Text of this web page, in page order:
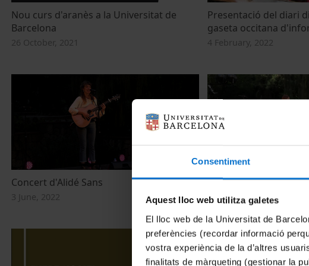
Consentiment
Aquest lloc web utilitza galetes
El lloc web de la Universitat de
preferències (recordar informació
vostra experiència de la d’altres
finalitats de màrqueting (gestionar la
Nou curs d'aranès a la Universitat de
Barcelona
26 October, 2021
Presentació del diari
gaseta occitana
4 February, 2022
Concert d'Alidé Sans
3 June, 2022
Recital de rapsodes i
3 June, 2022